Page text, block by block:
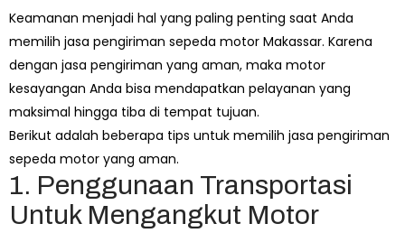
Keamanan menjadi hal yang paling penting saat Anda
memilih jasa pengiriman sepeda motor Makassar. Karena
dengan jasa pengiriman yang aman, maka motor
kesayangan Anda bisa mendapatkan pelayanan yang
maksimal hingga tiba di tempat tujuan.
Berikut adalah beberapa tips untuk memilih jasa pengiriman
sepeda motor yang aman.
1. Penggunaan Transportasi
Untuk Mengangkut Motor